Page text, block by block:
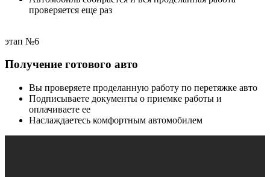
проверяется еще раз
этап №6
Получение готового авто
Вы проверяете проделанную работу по перетяжке авто
Подписываете документы о приемке работы и
оплачиваете ее
Наслаждаетесь комфортным автомобилем